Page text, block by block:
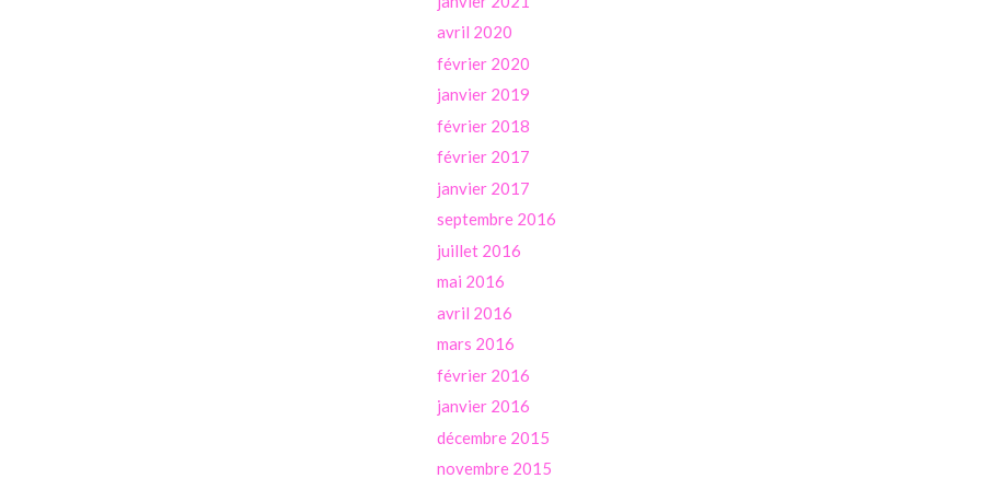
avril 2020
février 2020
janvier 2019
février 2018
février 2017
janvier 2017
septembre 2016
juillet 2016
mai 2016
avril 2016
mars 2016
février 2016
janvier 2016
décembre 2015
novembre 2015